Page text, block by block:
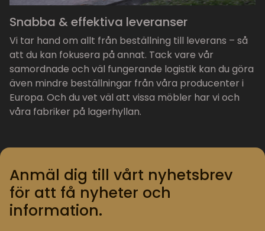
Snabba & effektiva leveranser
Vi tar hand om allt från beställning till leverans – så
att du kan fokusera på annat. Tack vare vår
samordnade och väl fungerande logistik kan du göra
även mindre beställningar från våra producenter i
Europa. Och du vet väl att vissa möbler har vi och
våra fabriker på lagerhyllan.
Anmäl dig till vårt nyhetsbrev
för att få nyheter och
information.